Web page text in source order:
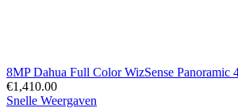
8MP Dahua Full Color WizSense Panoramic
€1,410.00
Snelle Weergaven